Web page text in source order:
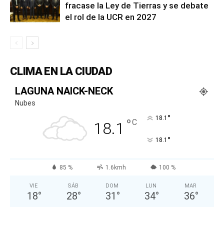
fracase la Ley de Tierras y se debate
el rol de la UCR en 2027
CLIMA EN LA CIUDAD
LAGUNA NAICK-NECK
Nubes
18.1 °C 18.1 °
18.1 °
85 % 1.6kmh 100 %
VIE
18°
SÁB
28°
DOM
31 °
LUN
34°
MAR
36°